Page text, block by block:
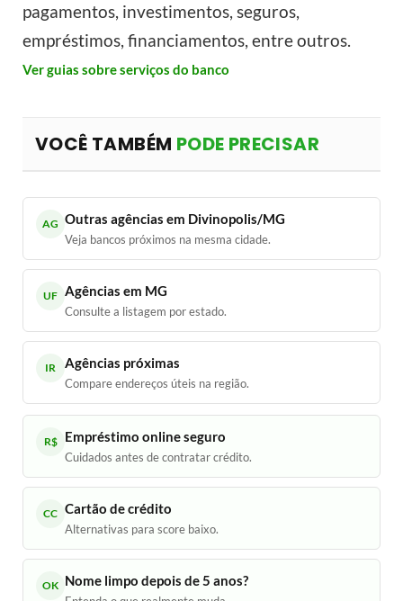
pagamentos, investimentos, seguros,
empréstimos, financiamentos, entre outros.
Ver guias sobre serviços do banco
VOCÊ TAMBÉM PODE PRECISAR
AG Outras agências em Divinopolis/MG
Veja bancos próximos na mesma cidade.
UF Agências em MG
Consulte a listagem por estado.
IR Agências próximas
Compare endereços úteis na região.
R$ Empréstimo online seguro
Cuidados antes de contratar crédito.
CC Cartão de crédito
Alternativas para score baixo.
OK Nome limpo depois de 5 anos?